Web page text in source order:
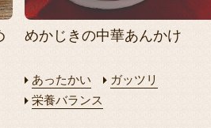
めかじきの中華あんかけ
あったかい
ガッツリ
栄養バランス